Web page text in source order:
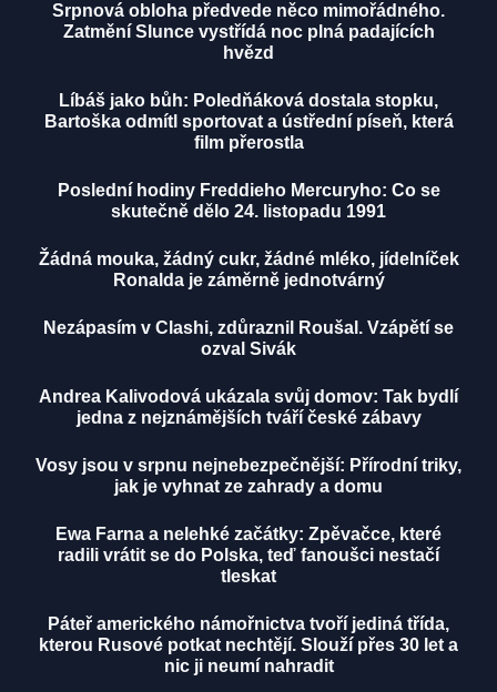
Srpnová obloha předvede něco mimořádného.
Zatmění Slunce vystřídá noc plná padajících
hvězd
Líbáš jako bůh: Poledňáková dostala stopku,
Bartoška odmítl sportovat a ústřední píseň, která
film přerostla
Poslední hodiny Freddieho Mercuryho: Co se
skutečně dělo 24. listopadu 1991
Žádná mouka, žádný cukr, žádné mléko, jídelníček
Ronalda je záměrně jednotvárný
Nezápasím v Clashi, zdůraznil Roušal. Vzápětí se
ozval Sivák
Andrea Kalivodová ukázala svůj domov: Tak bydlí
jedna z nejznámějších tváří české zábavy
Vosy jsou v srpnu nejnebezpečnější: Přírodní triky,
jak je vyhnat ze zahrady a domu
Ewa Farna a nelehké začátky: Zpěvačce, které
radili vrátit se do Polska, teď fanoušci nestačí
tleskat
Páteř amerického námořnictva tvoří jediná třída,
kterou Rusové potkat nechtějí. Slouží přes 30 let a
nic ji neumí nahradit